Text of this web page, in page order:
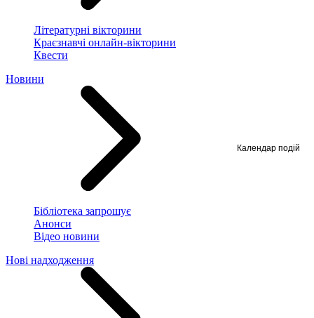
Літературні вікторини
Краєзнавчі онлайн-вікторини
Квести
Новини
Бібліотека запрошує
Анонси
Відео новини
Нові надходження
Календар подій